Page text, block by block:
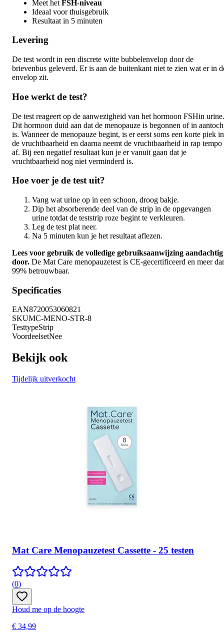
Meet het FSH-niveau
Ideaal voor thuisgebruik
Resultaat in 5 minuten
Levering
De test wordt in een discrete witte bubbelenvelop door de
brievenbus geleverd. Er is aan de buitenkant niet te zien wat er in
envelop zit.
Hoe werkt de test?
De test reageert op de aanwezigheid van het hormoon FSHin urine.
Dit hormoon duid aan dat de menopauze is begonnen of in
is. Wanneer de menopauze begint, is er eerst soms een korte piek in
de vruchtbaarheid en daarna neemt de vruchtbaarheid in rap tempo
af. Bij een negatief resultaat kun je er vanuit gaan dat je
vruchtbaarheid nog niet verminderd is.
Hoe voer je de test uit?
Vang wat urine op in een schoon, droog bakje.
Dip het absorberende deel van de strip in de opgevangen
urine totdat de teststrip roze begint te verkleuren.
Leg de test plat neer.
Na 5 minuten kun je het resultaat aflezen.
Lees voor gebruik de volledige gebruiksaanwijzing aandachtig
door. De Mat Care menopauzetest is CE-gecertificeerd en meer
99% betrouwbaar.
Specificaties
EAN8720053060821
SKUMC-MENO-STR-8
TesttypeStrip
VoordeelsetNee
Bekijk ook
Tijdelijk uitverkocht
Mat Care Menopauzetest Cassette - 25 testen
(0)
Houd me op de hoogte
€ 34,99